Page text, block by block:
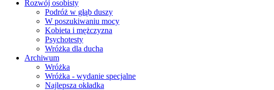
Rozwój osobisty
Podróż w głąb duszy
W poszukiwaniu mocy
Kobieta i mężczyzna
Psychotesty
Wróżka dla ducha
Archiwum
Wróżka
Wróżka - wydanie specjalne
Najlepsza okładka